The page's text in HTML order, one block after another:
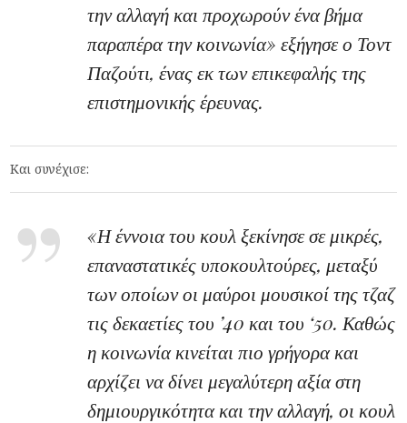
την αλλαγή και προχωρούν ένα βήμα
παραπέρα την κοινωνία» εξήγησε ο Τοντ
Παζούτι, ένας εκ των επικεφαλής της
επιστημονικής έρευνας.
Και συνέχισε:
«Η έννοια του κουλ ξεκίνησε σε μικρές,
επαναστατικές υποκουλτούρες, μεταξύ
των οποίων οι μαύροι μουσικοί της τζαζ
τις δεκαετίες του ’40 και του ‘50. Καθώς
η κοινωνία κινείται πιο γρήγορα και
αρχίζει να δίνει μεγαλύτερη αξία στη
δημιουργικότητα και την αλλαγή, οι κουλ